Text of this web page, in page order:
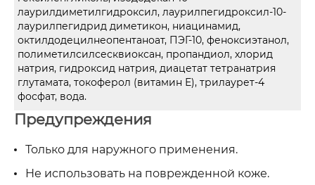
лаурилдиметилгидроксил, лаурилпегидроксил-10-
лаурилпегидрид диметикон, ниацинамид,
октилдодецилнеопентаноат, ПЭГ-10, феноксиэтанол,
полиметилсилсесквиоксан, пропандиол, хлорид
натрия, гидроксид натрия, диацетат тетранатрия
глутамата, токоферол (витамин Е), трилаурет-4
фосфат, вода.
Предупреждения
Только для наружного применения.
Не использовать на поврежденной коже.